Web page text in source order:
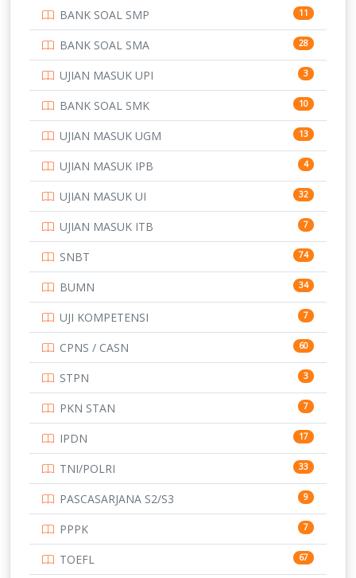
169
7
PTDI STTD 4
133
SMA 146
SMK 231
SMP 134
STIP 2
153
345
UNIVERSITAS AIRLANGGA 15
16
15
15
14
14
UNIVERSITAS CENDRAWASIH 14
15
219
BANK SOAL SMP 11
BANK SOAL SMA 28
UJIAN MASUK UPI 3
BANK SOAL SMK 10
UJIAN MASUK UGM 13
UJIAN MASUK IPB 4
UJIAN MASUK UI 32
UJIAN MASUK ITB 7
SNBT 74
BUMN 34
UJI KOMPETENSI 7
CPNS / CASN 60
STPN 3
PKN STAN 7
IPDN 17
TNI/POLRI 33
PASCASARJANA S2/S3 9
PPPK 7
TOEFL 67